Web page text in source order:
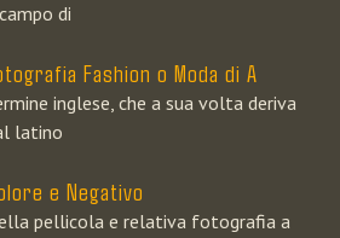
di
Fashion o Moda di A
inglese, che a sua volta deriva
latino
e Negativo
pellicola e relativa fotografia a